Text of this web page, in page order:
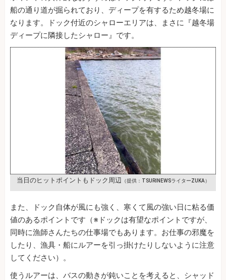
船の通り道が掘られており、ディープを有するため越冬場に
なります。ドック付近のシャローエリアは、まさに『越冬場
ディープに隣接したシャロー』です。
当日のヒットポイントもドック周辺 （提供：TSURINEWSライターZUKA）
また、ドック自体が風にも強く、寒くて風の強い日に粘る価
値のあるポイントです（※ドックは有望なポイントですが、
同時に漁師さんたちの仕事場でもあります。お仕事の邪魔を
したり、漁具・船にルアーを引っ掛けたりしないように注意
してください）。
使うルアーは、バスの動きが鈍いことを考えると、シャッド